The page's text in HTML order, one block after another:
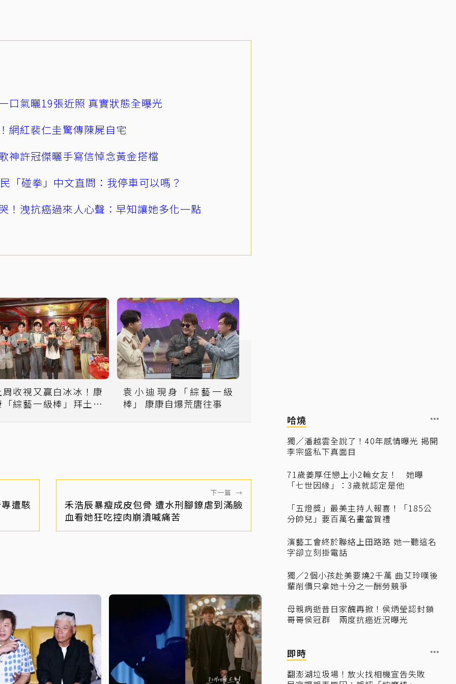
口氣曬19張近照 真實狀態全曝光
網紅裴仁圭驚傳陳屍自宅
神許冠傑曬手寫信悼念黃金搭檔
「碰拳」中文直問：我停車可以嗎？
！洩抗癌過來人心聲：早知讓她多化一點
周收視又贏白冰冰！康
「綜藝一級棒」拜土地
袁小迪現身「綜藝一級
棒」 康康自爆荒唐往事
遭駭
下一篇 →
禾浩辰暴瘦成皮包骨 遭水刑腳鐐虐到滿臉
血看她狂吃控肉崩潰喊痛苦
哈燒
獨／潘越雲全說了！40年感情曝光 揭開
李宗盛私下真面目
71歲姜厚任戀上小2輪女友！ 她曝
「七世因緣」：3歲就認定是他
「五燈獎」最美主持人報喜！「185公
分帥兒」要百萬名畫當賀禮
演藝工會終於聯絡上田路路 她一聽這名
字卻立刻掛電話
獨／2個小孩赴美要燒2千萬 曲艾玲嘆後
輩削價只拿她十分之一酬勞競爭
母親病逝昔日家醜再掀！侯炳瑩認封鎖
哥哥侯冠群 兩度抗癌近況曝光
即時
翻澎湖垃圾場！放火找相機宣告失敗